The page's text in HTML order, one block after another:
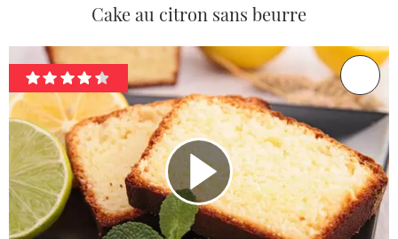
Cake au citron sans beurre